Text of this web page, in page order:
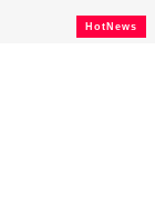
HotNews